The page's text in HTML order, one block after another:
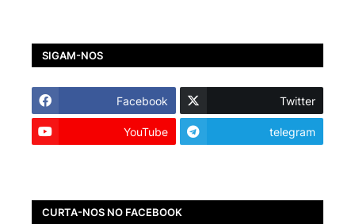
SIGAM-NOS
Facebook Twitter
YouTube telegram
CURTA-NOS NO FACEBOOK